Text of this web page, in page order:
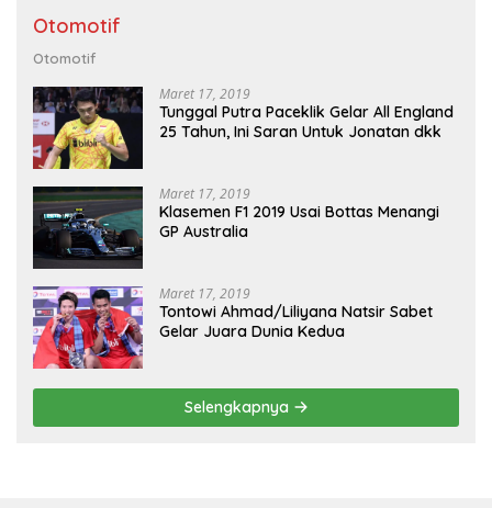
Otomotif
Otomotif
Maret 17, 2019
Tunggal Putra Paceklik Gelar All England
25 Tahun, Ini Saran Untuk Jonatan dkk
Maret 17, 2019
Klasemen F1 2019 Usai Bottas Menangi
GP Australia
Maret 17, 2019
Tontowi Ahmad/Liliyana Natsir Sabet
Gelar Juara Dunia Kedua
Selengkapnya